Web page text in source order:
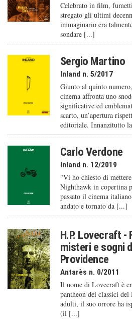
Celebrato in film,
stregato gli ultimi
immaginario era
sondare [...]
Sergio Martino
Inland n. 5/2017
Giunto al quinto
cinema affronta uno
significative ed
scarto, un’apertura
editoriale. Innanzitutto
Carlo Verdone
Inland n. 12/2019
"Vi ho chiesto di
Nighthawk in copertina
passato il cinema
andato e tornato da [...]
H.P. Lovecraft
misteri e sogni
Providence
Antarès n. 0/2011
Il nome di Lovecraft è
pantheon dei classici
adulti, il suo orrore ha
(il [...]